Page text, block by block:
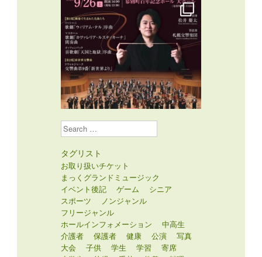
Search
タグリスト
お取り扱いチケット
まっくグランドミュージック
イベント後記
ゲーム
シニア
スポーツ
ノンジャンル
フリージャンル
ホールインフォメーション
中高生
介護者
保護者 健康 公演
写真
大会
子供 学生 学習
寄席